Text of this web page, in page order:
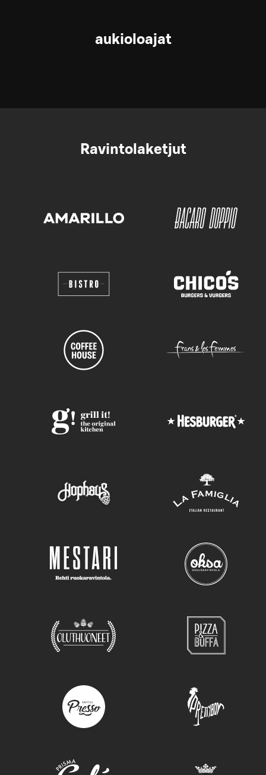
aukioloajat
Ravintolaketjut